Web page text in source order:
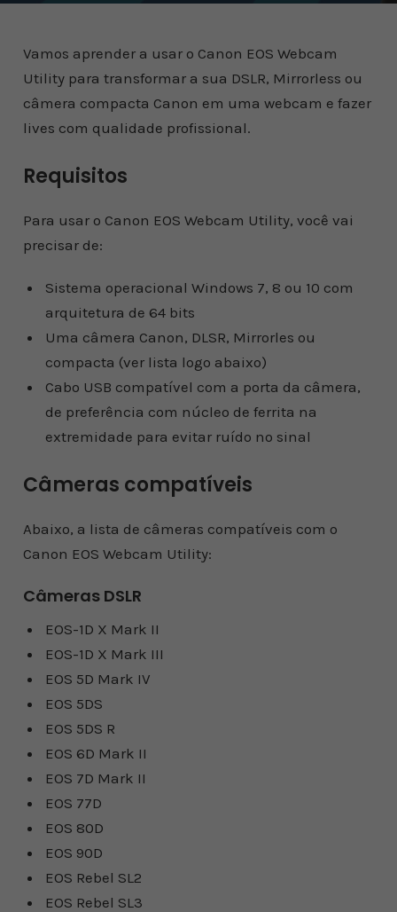
Vamos aprender a usar o Canon EOS Webcam
Utility para transformar a sua DSLR, Mirrorless ou
câmera compacta Canon em uma webcam e fazer
lives com qualidade profissional.
Requisitos
Para usar o Canon EOS Webcam Utility, você vai
precisar de:
Sistema operacional Windows 7, 8 ou 10 com
arquitetura de 64 bits
Uma câmera Canon, DLSR, Mirrorles ou
compacta (ver lista logo abaixo)
Cabo USB compatível com a porta da câmera,
de preferência com núcleo de ferrita na
extremidade para evitar ruído no sinal
Câmeras compatíveis
Abaixo, a lista de câmeras compatíveis com o
Canon EOS Webcam Utility:
Câmeras DSLR
EOS-1D X Mark II
EOS-1D X Mark III
EOS 5D Mark IV
EOS 5DS
EOS 5DS R
EOS 6D Mark II
EOS 7D Mark II
EOS 77D
EOS 80D
EOS 90D
EOS Rebel SL2
EOS Rebel SL3